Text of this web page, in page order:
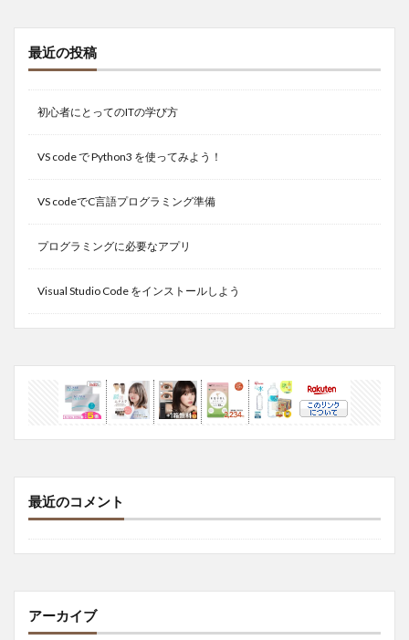
最近の投稿
初心者にとってのITの学び方
VS code で Python3 を使ってみよう！
VS codeでC言語プログラミング準備
プログラミングに必要なアプリ
Visual Studio Code をインストールしよう
最近のコメント
アーカイブ